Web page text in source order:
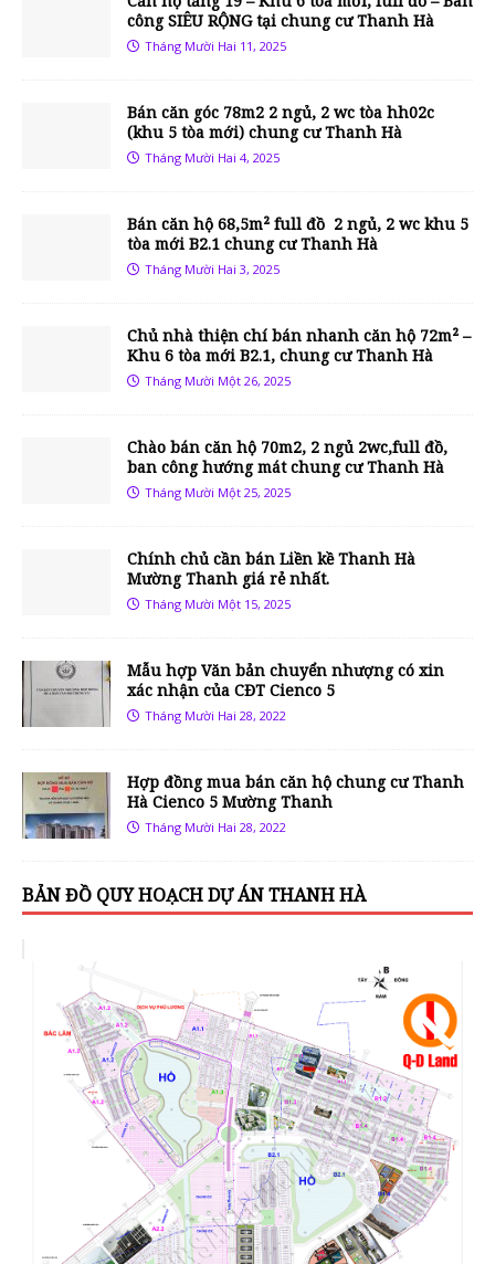
công SIÊU RỘNG tại chung cư Thanh Hà
Tháng Mười Hai 11, 2025
Bán căn góc 78m2 2 ngủ, 2 wc tòa hh02c
(khu 5 tòa mới) chung cư Thanh Hà
Tháng Mười Hai 4, 2025
Bán căn hộ 68,5m² full đồ 2 ngủ, 2 wc khu 5
tòa mới B2.1 chung cư Thanh Hà
Tháng Mười Hai 3, 2025
Chủ nhà thiện chí bán nhanh căn hộ 72m² –
Khu 6 tòa mới B2.1, chung cư Thanh Hà
Tháng Mười Một 26, 2025
Chào bán căn hộ 70m2, 2 ngủ 2wc,full đồ,
ban công hướng mát chung cư Thanh Hà
Tháng Mười Một 25, 2025
Chính chủ cần bán Liền kề Thanh Hà
Mường Thanh giá rẻ nhất.
Tháng Mười Một 15, 2025
Mẫu hợp Văn bản chuyển nhượng có xin
xác nhận của CĐT Cienco 5
Tháng Mười Hai 28, 2022
Hợp đồng mua bán căn hộ chung cư Thanh
Hà Cienco 5 Mường Thanh
Tháng Mười Hai 28, 2022
BẢN ĐỒ QUY HOẠCH DỰ ÁN THANH HÀ